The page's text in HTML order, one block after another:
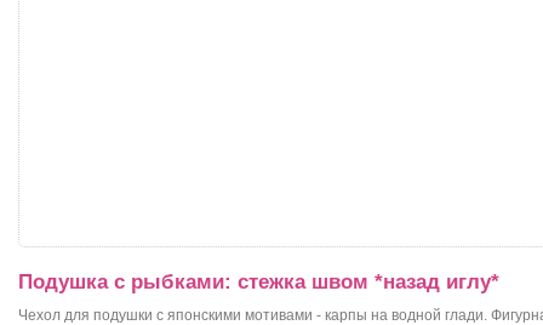
Подушка с рыбками: стежка швом *назад иглу*
Чехол для подушки с японскими мотивами - карпы на водной глади.